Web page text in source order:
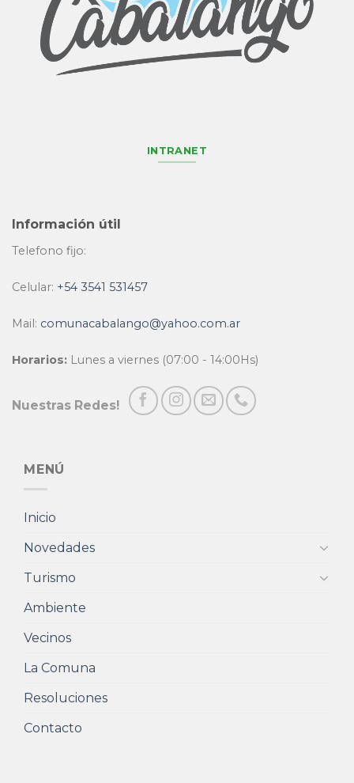
INTRANET
Información útil
Telefono fijo:
Celular: +54 3541 531457
Mail: comunacabalango@yahoo.com.ar
Horarios: Lunes a viernes (07:00 - 14:00Hs)
Nuestras Redes!
MENÚ
Inicio
Novedades
Turismo
Ambiente
Vecinos
La Comuna
Resoluciones
Contacto